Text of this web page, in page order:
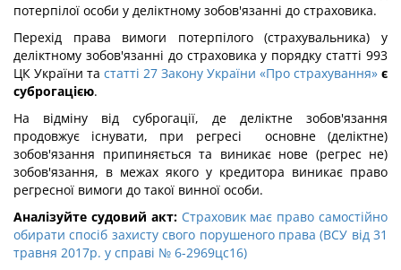
потерпілої особи у деліктному зобов'язанні до страховика.
Перехід права вимоги потерпілого (страхувальника) у
деліктному зобов'язанні до страховика у порядку статті 993
ЦК України та статті 27 Закону України «Про страхування» є
суброгацією.
На відміну від суброгації, де деліктне зобов'язання
продовжує існувати, при регресі основне (деліктне)
зобов'язання припиняється та виникає нове (регрес не)
зобов'язання, в межах якого у кредитора виникає право
регресної вимоги до такої винної особи.
Аналізуйте судовий акт: Страховик має право самостійно
обирати спосіб захисту свого порушеного права (ВСУ від 31
травня 2017р. у справі № 6-2969цс16)